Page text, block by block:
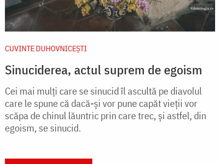
CUVINTE DUHOVNICEȘTI
Sinuciderea, actul suprem de egoism
Cei mai mulți care se sinucid îl ascultă pe diavolul
care le spune că dacă-și vor pune capăt vieții vor
scăpa de chinul lăuntric prin care trec, și astfel, din
egoism, se sinucid.